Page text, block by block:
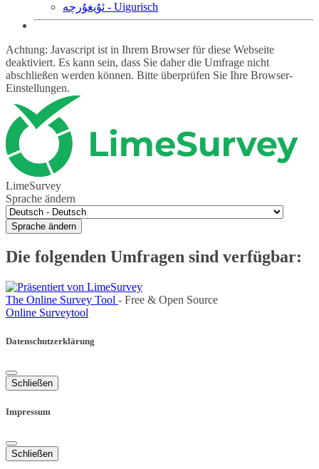
ئۇيغۇرچە - Uigurisch
Achtung: Javascript ist in Ihrem Browser für diese Webseite
deaktiviert. Es kann sein, dass Sie daher die Umfrage nicht
abschließen werden können. Bitte überprüfen Sie Ihre Browser-
Einstellungen.
LimeSurvey
Sprache ändern
Sprache ändern
Die folgenden Umfragen sind verfügbar:
The Online Survey Tool - Free & Open Source
Online Surveytool
Datenschutzerklärung
Schließen
Impressum
Schließen